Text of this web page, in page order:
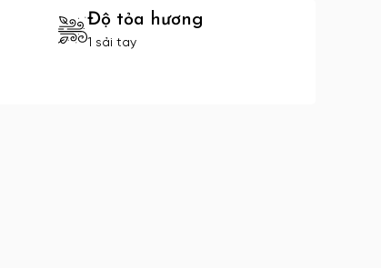
Độ tỏa hương
1 sải tay